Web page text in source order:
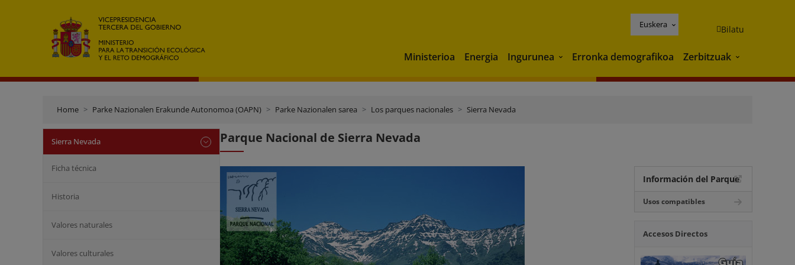
Euskera Bilatu
Ministerioa Energia Ingurunea Ingurunea
Erronka demografikoa Zerbitzuak Zerbitzuak
Home Parke Nazionalen Erakunde Autonomoa (OAPN) Parke Nazionalen sarea Los parques nacionales Sierra Nevada
Sierra Nevada
Ficha técnica
Historia
Valores naturales
Valores culturales
Parque Nacional de Sierra Nevada
Información del Parque
Usos compatibles
Accesos Directos